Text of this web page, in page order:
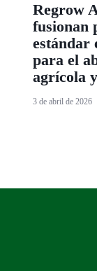
Regrow
fusionan
estándar
para el
agrícola
3 de abril de 2026